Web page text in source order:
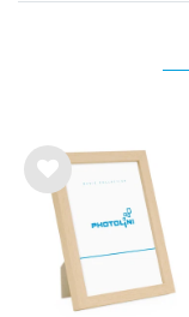
List
e de
sou